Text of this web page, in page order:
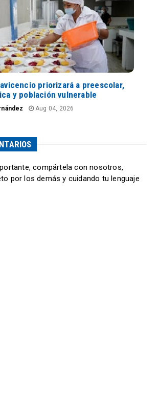
priorizará a preescolar,
y población vulnerable
Aug 04, 2026
compártela con nosotros,
por los demás y cuidando tu lenguaje